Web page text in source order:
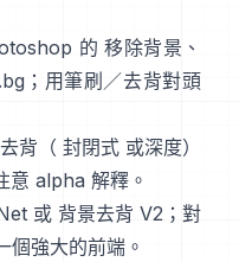
的 移除背景 、
；用筆刷／去背對頭
背（ 封閉式 或深度）
意 alpha 解釋 。
或 背景去背 V2 ；對
個強大的前端。